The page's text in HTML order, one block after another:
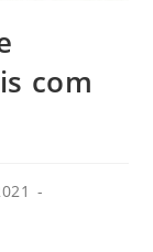
com